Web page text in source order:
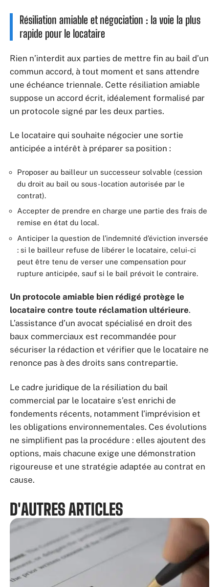
Résiliation amiable et négociation : la voie la plus
rapide pour le locataire
Rien n’interdit aux parties de mettre fin au bail d’un
commun accord, à tout moment et sans attendre
une échéance triennale. Cette résiliation amiable
suppose un accord écrit, idéalement formalisé par
un protocole signé par les deux parties.
Le locataire qui souhaite négocier une sortie
anticipée a intérêt à préparer sa position :
Proposer au bailleur un successeur solvable (cession
du droit au bail ou sous-location autorisée par le
contrat).
Accepter de prendre en charge une partie des frais de
remise en état du local.
Anticiper la question de l’indemnité d’éviction inversée
: si le bailleur refuse de libérer le locataire, celui-ci
peut être tenu de verser une compensation pour
rupture anticipée, sauf si le bail prévoit le contraire.
Un protocole amiable bien rédigé protège le
locataire contre toute réclamation ultérieure.
L’assistance d’un avocat spécialisé en droit des
baux commerciaux est recommandée pour
sécuriser la rédaction et vérifier que le locataire ne
renonce pas à des droits sans contrepartie.
Le cadre juridique de la résiliation du bail
commercial par le locataire s’est enrichi de
fondements récents, notamment l’imprévision et
les obligations environnementales. Ces évolutions
ne simplifient pas la procédure : elles ajoutent des
options, mais chacune exige une démonstration
rigoureuse et une stratégie adaptée au contrat en
cause.
D'AUTRES ARTICLES